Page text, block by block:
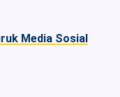
Media Sosial